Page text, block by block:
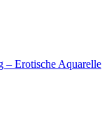
– Erotische Aquarelle